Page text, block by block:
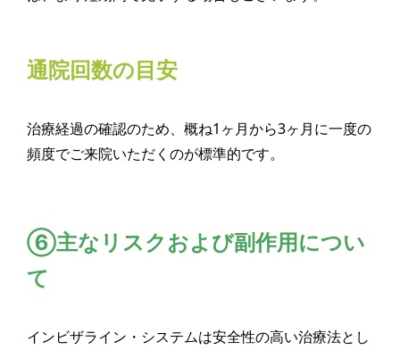
通院回数の目安
治療経過の確認のため、概ね1ヶ月から3ヶ月に一度の
頻度でご来院いただくのが標準的です。
⑥主なリスクおよび副作用につい
て
インビザライン・システムは安全性の高い治療法とし